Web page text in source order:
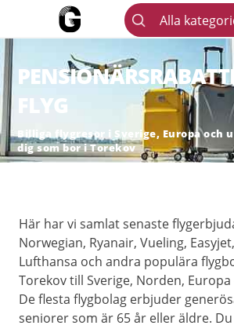
Alla
FLYG
Billiga flygresor i Sverige, Europa och
dig som bor i Torekov
Här har vi samlat senaste
Norwegian, Ryanair, Vueling,
Lufthansa och andra populära
Torekov till Sverige, Norden,
De flesta flygbolag erbjuder
seniorer som är 65 år eller äldre.